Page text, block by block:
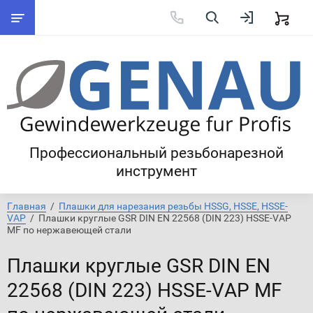
Профессиональный резьбонарезной
инструмент
Главная
  /
Плашки для нарезания резьбы HSSG, HSSE, HSSE-
VAP
  /  Плашки круглые GSR DIN EN 22568 (DIN 223) HSSE-VAP
MF по нержавеющей стали
Плашки круглые GSR DIN EN
22568 (DIN 223) HSSE-VAP MF